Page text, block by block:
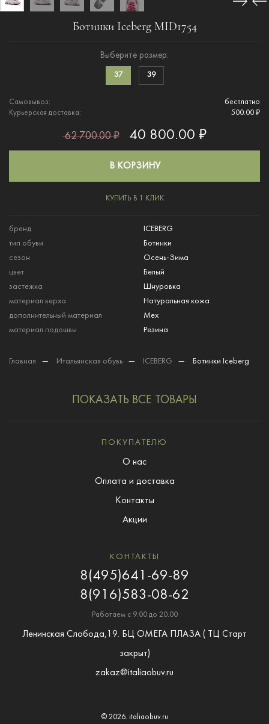
Ботинки Iceberg MID1754
Выберите размер:
37 39
Самовывоз:
бесплатно
Курьерская доставка:
500.00 ₽
62 700.00 ₽ 40 800.00 ₽
В КОРЗИНУ
КУПИТЬ В 1 КЛИК
бренд
ICEBERG
тип обуви
Ботинки
сезон
Осень-Зима
цвет
Белый
застежка
Шнуровка
материал верха
Натуральная кожа
дополнительный материал
Мех
материал подошвы
Резина
Главная — Итальянская обувь — ICEBERG — Ботинки Iceberg
ПОКАЗАТЬ ВСЕ ТОВАРЫ
ПОКУПАТЕЛЮ
О нас
Оплата и доставка
Контакты
Акции
КОНТАКТЫ
8(495)641-69-89
8(916)583-08-62
Работаем с 9.00 до 20.00
Ленинская Слобода,19. БЦ ОМЕГА ПЛАЗА ( ТЦ Старт
закрыт)
zakaz@italiaobuv.ru
© 2026. italiaobuv.ru